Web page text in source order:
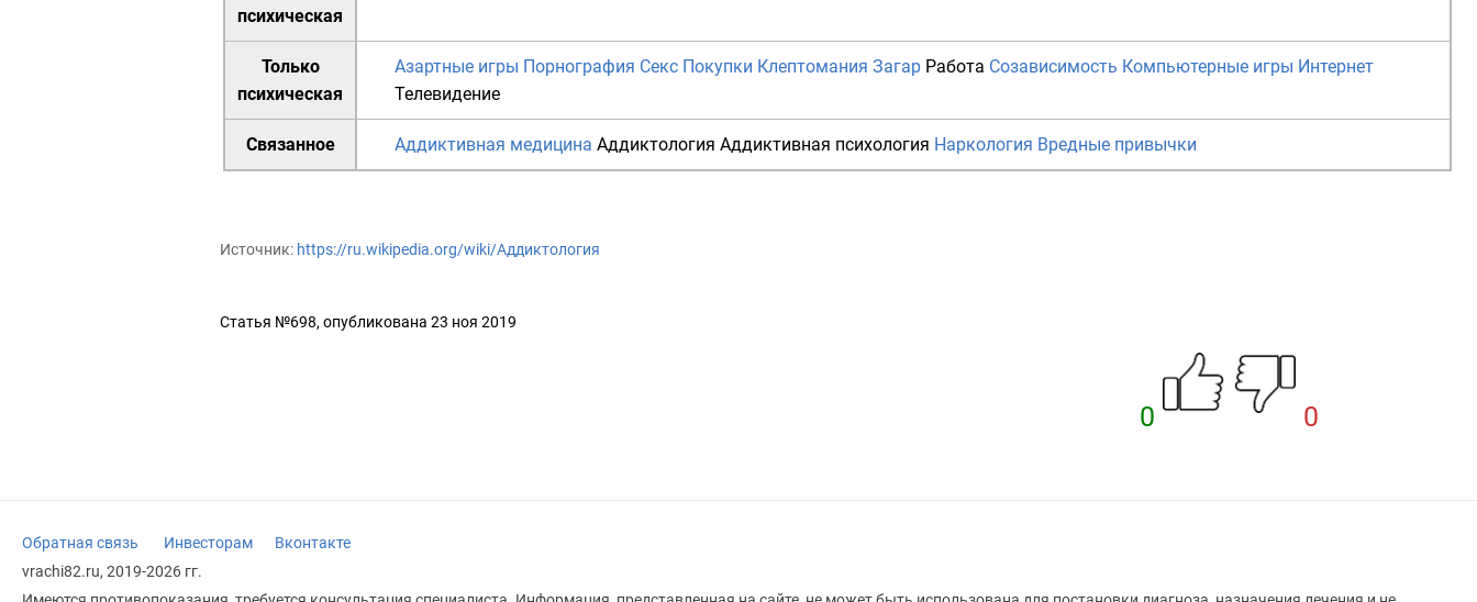
психическая
Только
психическая
Азартные игры Порнография Секс Покупки Клептомания Загар Работа Созависимость Компьютерные игры Интернет
Телевидение
Связанное Аддиктивная медицина Аддиктология Аддиктивная психология Наркология Вредные привычки
Источник: https://ru.wikipedia.org/wiki/Аддиктология
Статья №698, опубликована 23 ноя 2019
0 0
Обратная связь Инвесторам
Вконтакте
vrachi82.ru, 2019-2026 гг.